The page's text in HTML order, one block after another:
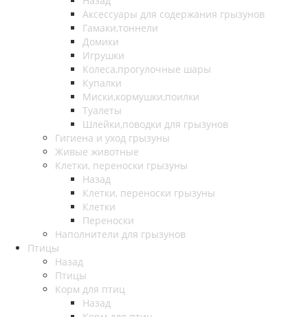
Аксессуары для содержания грызунов
Гамаки,тоннели
Домики
Игрушки
Колеса,прогулочные шары
Купалки
Миски,кормушки,поилки
Туалеты
Шлейки,поводки для грызунов
Гигиена и уход грызуны
Живые животные
Клетки, переноски грызуны
Назад
Клетки, переноски грызуны
Клетки
Переноски
Наполнители для грызунов
Птицы
Назад
Птицы
Корм для птиц
Назад